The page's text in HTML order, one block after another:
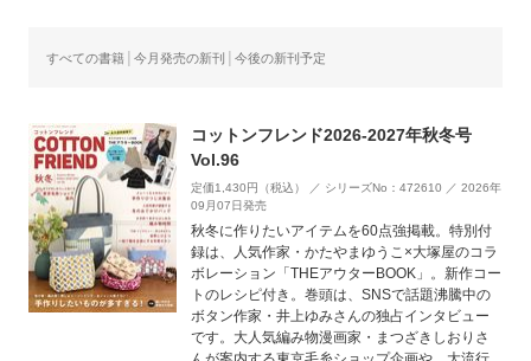
すべての書籍 今月発売の新刊 今後の新刊予定
コットンフレンド2026-2027年秋冬号
Vol.96
定価1,430円（税込） ／ シリーズNo：472610 ／ 2026年
09月07日発売
秋冬に作りたいアイテムを60点強掲載。特別付
録は、人気作家・かたやまゆうこ×大塚屋のコラ
ボレーション「THEアウターBOOK」。新作コー
トのレシピ付き。巻頭は、SNSで話題沸騰中の
ボタン作家・井上ゆみさんの独占インタビュー
です。大人気編み物漫画家・まつざきしおりさ